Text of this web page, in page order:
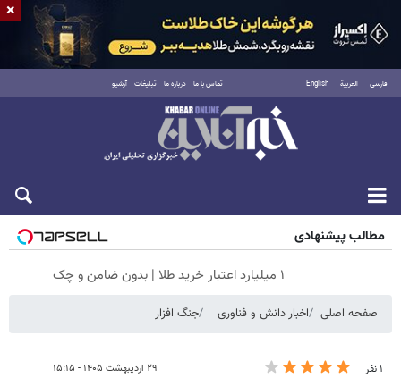
فارسی العربية English تماس با ما درباره ما تبلیغات آرشیو
پنجشنبه ۱۵ مرداد ۱۴۰۵
مطالب پیشنهادی
۱ میلیارد اعتبار خرید طلا | بدون ضامن و چک
صفحه اصلی اخبار دانش و فناوری جنگ افزار
۱ نفر ۲۹ اردیبهشت ۱۴۰۵ - ۱۵:۱۵
×